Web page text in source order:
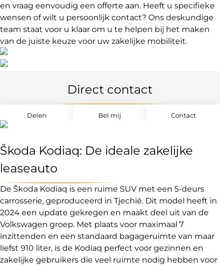
en vraag eenvoudig een offerte aan. Heeft u specifieke
wensen of wilt u persoonlijk contact? Ons deskundige
team staat voor u klaar om u te helpen bij het maken
van de juiste keuze voor uw zakelijke mobiliteit.
Direct contact
Delen Bel mij Contact
Škoda Kodiaq: De ideale zakelijke
leaseauto
De Škoda Kodiaq is een ruime SUV met een 5-deurs
carrosserie, geproduceerd in Tjechië. Dit model heeft in
2024 een update gekregen en maakt deel uit van de
Volkswagen groep. Met plaats voor maximaal 7
inzittenden en een standaard bagageruimte van maar
liefst 910 liter, is de Kodiaq perfect voor gezinnen en
zakelijke gebruikers die veel ruimte nodig hebben voor